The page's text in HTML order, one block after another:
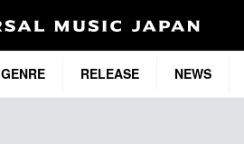
GENRE RELEASE NEWS